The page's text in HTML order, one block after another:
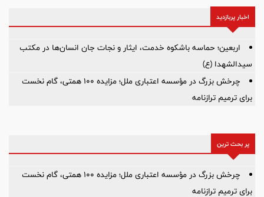
اخبار پربازدید
اربعین؛ حماسه باشکوه خدمت، ایثار و نجات جان انسان‌ها در مکتب
سیدالشهدا (ع)
چرخش بزرگ در مؤسسه اعتباری ملل؛ مزایده ۱۰۰ همتی، گام نخست
برای ترمیم ترازنامه
پر بحث ترین
چرخش بزرگ در مؤسسه اعتباری ملل؛ مزایده ۱۰۰ همتی، گام نخست
برای ترمیم ترازنامه